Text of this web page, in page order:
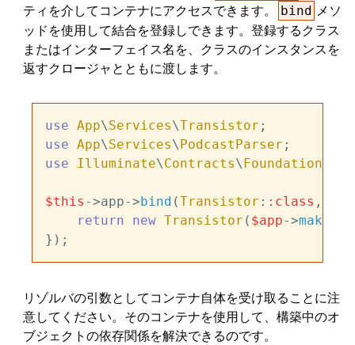
ティを介してコンテナにアクセスできます。
bind メソ
ッドを使用して結合を登録しできます。登録するクラス
またはインターフェイス名を、クラスのインスタンスを
返すクロージャとともに渡します。
use App\Services\Transistor
use App\Services\PodcastParser
use
Illuminate\Contracts\Foundation
$this ->app->bind (Transistor :: class ,
return
new Transistor ( $app->make
リゾルバの引数としてコンテナ自体を受け取ることに注
意してください。そのコンテナを使用して、構築中のオ
ブジェクトの依存関係を解決できるのです。